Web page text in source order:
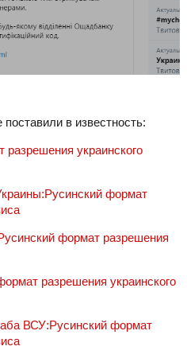
в известность:
украинского
формат
формат разрешения
разрешения украинского
ВСУ:Русинский формат